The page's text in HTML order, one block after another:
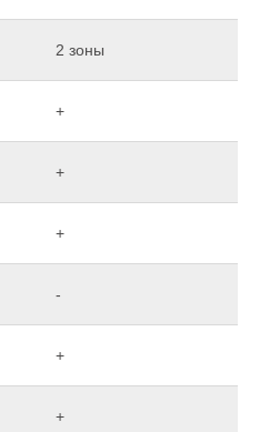
2 зоны
+
+
+
-
+
+